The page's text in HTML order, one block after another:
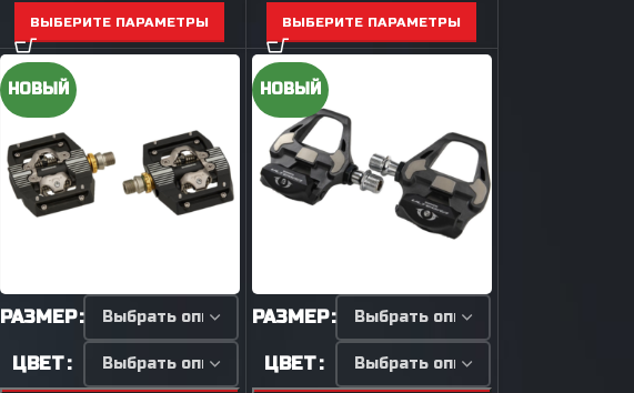
ВЫБЕРИТЕ ПАРАМЕТРЫ ВЫБЕРИТЕ ПАРАМЕТРЫ
НОВЫЙ
РАЗМЕР
ЦВЕТ
НОВЫЙ
РАЗМЕР
ЦВЕТ